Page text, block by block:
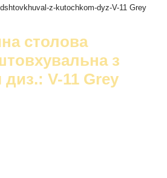
столова
з
диз.: V-11 Grey